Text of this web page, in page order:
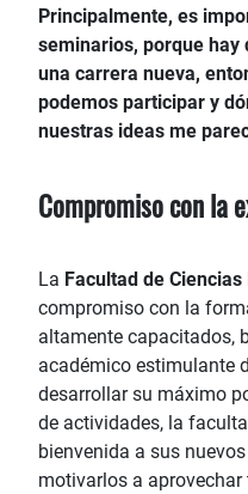
Principalmente, es
seminarios, porque hay
una carrera nueva,
podemos participar y
nuestras ideas me
Compromiso con la
La Facultad de Ciencias
compromiso con la
altamente capacitados,
académico estimulante
desarrollar su máximo
de actividades, la
bienvenida a sus
motivarlos a